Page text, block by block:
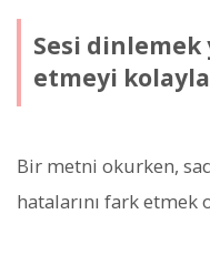
Sesi dinlemek
etmeyi
Bir metni okurken,
hatalarını fark